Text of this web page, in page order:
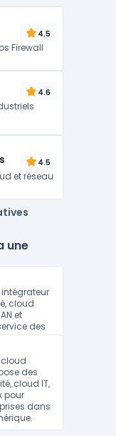
4.5
Firewall
4.6
4.5
et réseau
une
intégrateur
cloud
et
des
cloud
des
cloud IT,
pour
dans